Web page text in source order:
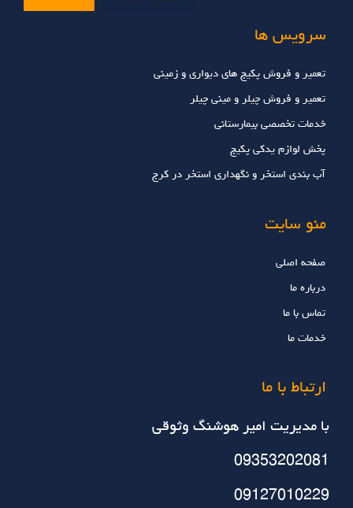
سرویس ها
تعمیر و فروش پکیج های دیواری و زمینی
تعمیر و فروش چیلر و مینی چیلر
خدمات تخصصي بيمارستاني
پخش لوازم یدکی پکیج
آب بندی استخر و نگهداری استخر در کرج
منو سایت
صفحه اصلی
درباره ما
تماس با ما
خدمات ما
ارتباط با ما
با مديريت امير هوشنگ وثوقي
09353202081
09127010229